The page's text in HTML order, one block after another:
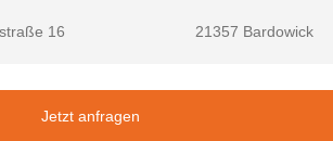
Jetzt anfragen
16 21357 Bardowick